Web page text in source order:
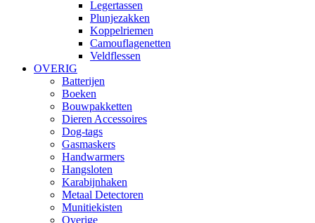
Legertassen
Plunjezakken
Koppelriemen
Camouflagenetten
Veldflessen
OVERIG
Batterijen
Boeken
Bouwpakketten
Dieren Accessoires
Dog-tags
Gasmaskers
Handwarmers
Hangsloten
Karabijnhaken
Metaal Detectoren
Munitiekisten
Overige